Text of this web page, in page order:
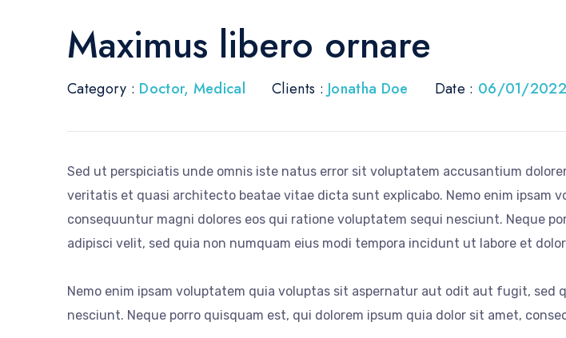
Maximus libero ornare
Category : Doctor, Medical Clients : Jonatha Doe Date : 06/01/2022
Sed ut perspiciatis unde omnis iste natus error sit voluptatem accusantium
veritatis et quasi architecto beatae vitae dicta sunt explicabo. Nemo enim
consequuntur magni dolores eos qui ratione voluptatem sequi nesciunt. Neque
adipisci velit, sed quia non numquam eius modi tempora incidunt ut labore et
Nemo enim ipsam voluptatem quia voluptas sit aspernatur aut odit aut fugit,
nesciunt. Neque porro quisquam est, qui dolorem ipsum quia dolor sit amet,